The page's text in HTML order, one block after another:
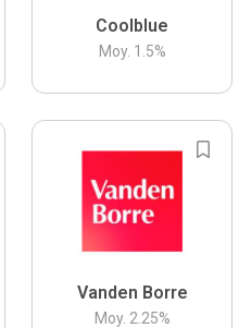
Coolblue
Moy. 1.5%
Vanden Borre
Moy. 2.25%